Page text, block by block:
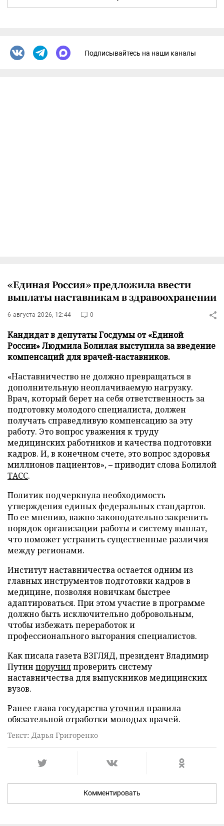
Подписывайтесь на наши каналы
«Единая Россия» предложила ввести
выплаты наставникам в здравоохранении
6 августа 2026, 12:44 0
Кандидат в депутаты Госдумы от «Единой
России» Людмила Болилая выступила за введение
компенсаций для врачей-наставников.
«Наставничество не должно превращаться в
дополнительную неоплачиваемую нагрузку.
Врач, который берет на себя ответственность за
подготовку молодого специалиста, должен
получать справедливую компенсацию за эту
работу. Это вопрос уважения к труду
медицинских работников и качества подготовки
кадров. И, в конечном счете, это вопрос здоровья
миллионов пациентов», – приводит слова Болилой
ТАСС.
Политик подчеркнула необходимость
утверждения единых федеральных стандартов.
По ее мнению, важно законодательно закрепить
порядок организации работы и систему выплат,
что поможет устранить существенные различия
между регионами.
Институт наставничества остается одним из
главных инструментов подготовки кадров в
медицине, позволяя новичкам быстрее
адаптироваться. При этом участие в программе
должно быть исключительно добровольным,
чтобы избежать переработок и
профессионального выгорания специалистов.
Как писала газета ВЗГЛЯД, президент Владимир
Путин поручилпроверить систему
наставничества для выпускников медицинских
вузов.
Ранее глава государствауточнилправила
обязательной отработки молодых врачей.
Текст: Дарья Григоренко
Комментировать